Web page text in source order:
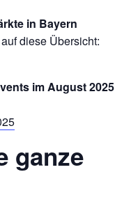
in Bayern
diese Übersicht:
im August 2025
ganze